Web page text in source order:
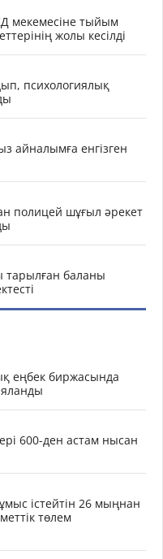
мекемесіне тыйым
жолы кесілді
психологиялық
айналымға енгізген
полицей шұғыл әрекет
тарылған баланы
еңбек биржасында
600-ден астам нысан
істейтін 26 мыңнан
төлем